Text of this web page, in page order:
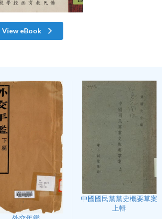
View eBook
中國國民黨黨史概要草案
上輯